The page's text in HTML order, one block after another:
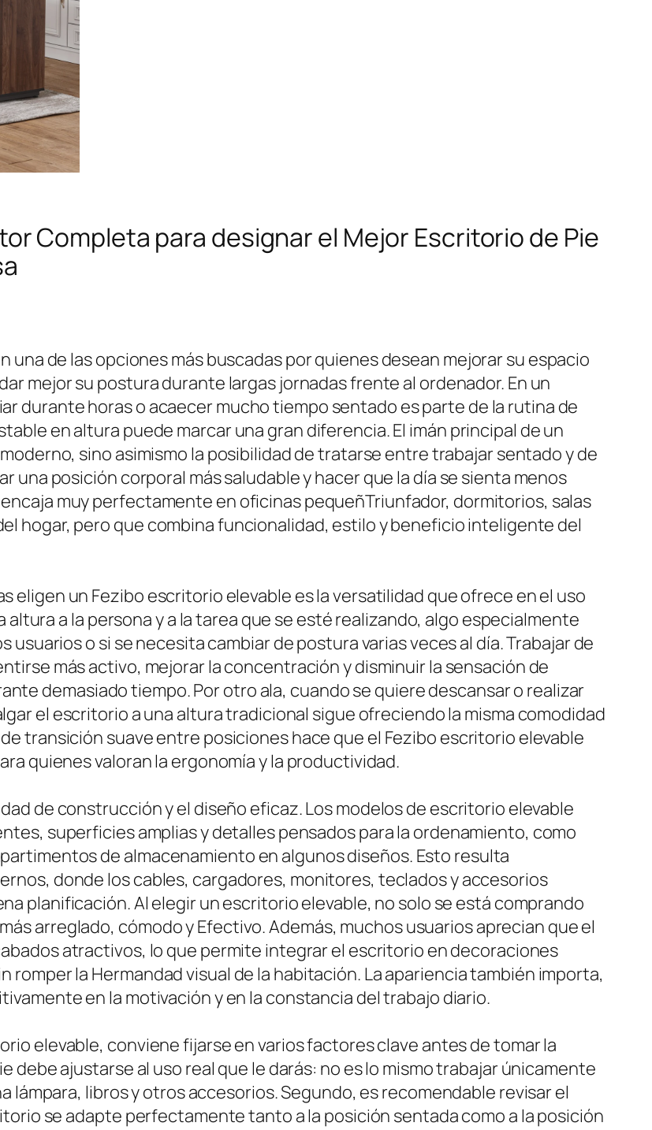
Completa para designar el Mejor Escritorio de Pie
una de las opciones más buscadas por quienes desean mejorar su espacio
mejor su postura durante largas jornadas frente al ordenador. En un
durante horas o acaecer mucho tiempo sentado es parte de la rutina de
en altura puede marcar una gran diferencia. El imán principal de un
sino asimismo la posibilidad de tratarse entre trabajar sentado y de
una posición corporal más saludable y hacer que la día se sienta menos
muy perfectamente en oficinas pequeñTriunfador, dormitorios, salas
hogar, pero que combina funcionalidad, estilo y beneficio inteligente del
eligen un Fezibo escritorio elevable es la versatilidad que ofrece en el uso
a la persona y a la tarea que se esté realizando, algo especialmente
o si se necesita cambiar de postura varias veces al día. Trabajar de
más activo, mejorar la concentración y disminuir la sensación de
demasiado tiempo. Por otro ala, cuando se quiere descansar o realizar
el escritorio a una altura tradicional sigue ofreciendo la misma comodidad
transición suave entre posiciones hace que el Fezibo escritorio elevable
quienes valoran la ergonomía y la productividad.
de construcción y el diseño eficaz. Los modelos de escritorio elevable
superficies amplias y detalles pensados para la ordenamiento, como
de almacenamiento en algunos diseños. Esto resulta
donde los cables, cargadores, monitores, teclados y accesorios
planificación. Al elegir un escritorio elevable, no solo se está comprando
arreglado, cómodo y Efectivo. Además, muchos usuarios aprecian que el
atractivos, lo que permite integrar el escritorio en decoraciones
la Hermandad visual de la habitación. La apariencia también importa,
en la motivación y en la constancia del trabajo diario.
elevable, conviene fijarse en varios factores clave antes de tomar la
debe ajustarse al uso real que le darás: no es lo mismo trabajar únicamente
libros y otros accesorios. Segundo, es recomendable revisar el
se adapte perfectamente tanto a la posición sentada como a la posición